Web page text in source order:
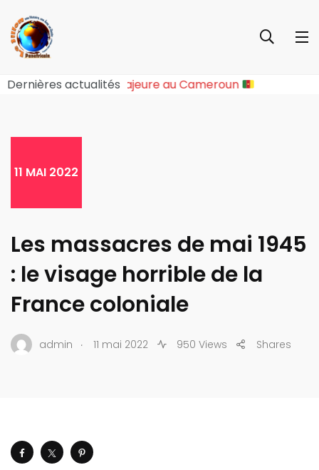
Dernières actualités
Rupture Sociopolitique Majeure au Cameroun
11 MAI 2022
Les massacres de mai 1945
: le visage horrible de la
France coloniale
admin . 11 mai 2022 950 Views Shares